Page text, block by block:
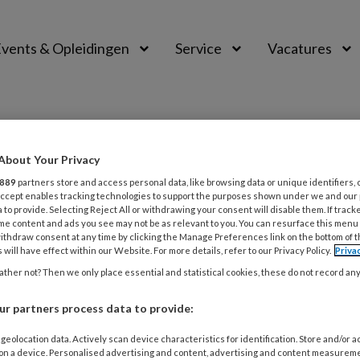
& Opleidingen Service Vacatures
2025 NIEUWS
duurzamer werken met de GREEN-Z
Your Privacy
889 partners store and access personal data, like browsing data or unique identifiers,
enables tracking technologies to support the purposes shown under we and
to provide. Selecting Reject All or withdrawing your consent will disable them. If
content and ads you see may not be as relevant to you. You can resurface this
consent at any time by clicking the Manage Preferences link on the bottom of
will have effect within our Website. For more details, refer to our Privacy Policy.
not? Then we only place essential and statistical cookies, these do not record
partners process data to provide:
data. Actively scan device characteristics for identification. Store and/or
a device. Personalised advertising and content, advertising and content